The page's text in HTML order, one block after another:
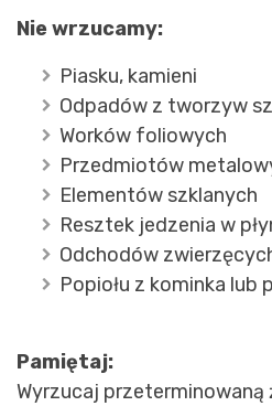
Nie wrzucamy:
Piasku, kamieni
Odpadów z tworzyw
Worków foliowych
Przedmiotów
Elementów szklanych
Resztek jedzenia w
Odchodów
Popiołu z kominka lub
Pamiętaj:
Wyrzucaj przeterminowaną